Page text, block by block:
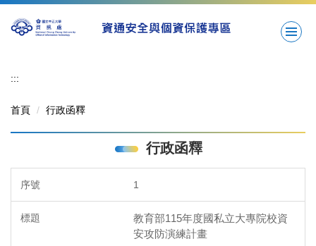
到
容
:::
首頁 行政函釋
行政函釋
1
教育部115年度國私立大專院校資
安攻防演練計畫